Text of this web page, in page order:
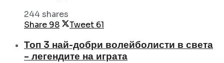
244 shares
Share 98 Tweet 61
Топ 3 най-добри волейболисти в света
– легендите на играта